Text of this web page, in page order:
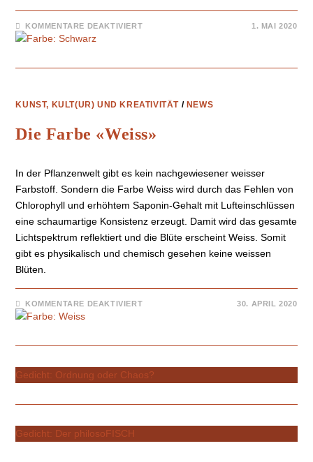
KOMMENTARE DEAKTIVIERT 1. MAI 2020
KUNST, KULT(UR) UND KREATIVITÄT / NEWS
Die Farbe «Weiss»
In der Pflanzenwelt gibt es kein nachgewiesener weisser
Farbstoff. Sondern die Farbe Weiss wird durch das Fehlen von
Chlorophyll und erhöhtem Saponin-Gehalt mit Lufteinschlüssen
eine schaumartige Konsistenz erzeugt. Damit wird das gesamte
Lichtspektrum reflektiert und die Blüte erscheint Weiss. Somit
gibt es physikalisch und chemisch gesehen keine weissen
Blüten.
KOMMENTARE DEAKTIVIERT 30. APRIL 2020
Gedicht: Ordnung oder Chaos?
Gedicht: Der philosoFISCH